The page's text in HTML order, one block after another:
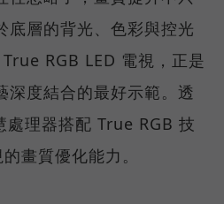
底層的背光、色彩與控光
RGB LED 電視，正是
深度結合的最好示範。透
處理器搭配 True RGB 技
畫質優化能力。